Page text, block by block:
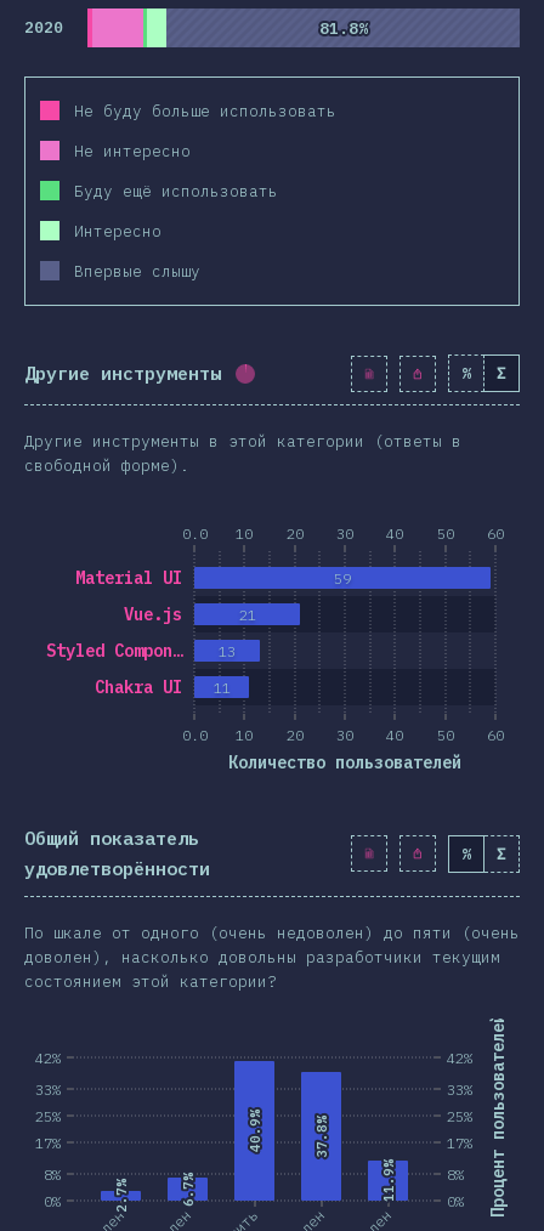
2020 81.8%
81.8%
Не буду больше использовать
Не интересно
Буду ещё использовать
Интересно
Впервые слышу
Другие инструменты Процент заполнения: 1.7
% Σ
Другие инструменты в этой категории (ответы в
свободной форме).
0.0 10 20 30 40 50 60
0.0 10 20 30 40 50 60
Количество пользователей
Chakra UI
Styled Compon…
Vue.js
Material UI
11
13
21
59
Общий показатель
удовлетворённости
% Σ
По шкале от одного (очень недоволен) до пяти (очень
доволен), насколько довольны разработчики текущим
состоянием этой категории?
0%
8%
17%
25%
33%
42% Процент пользователей
0%
8%
17%
25%
33%
42%
2.7%
2.7% 6.7%
6.7%
40.9%
40.9% 37.8%
37.8%
11.9%
11.9%